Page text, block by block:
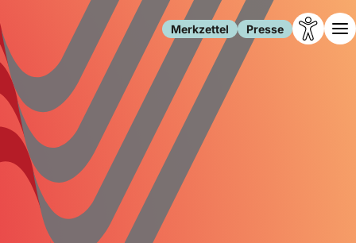
Merkzettel Presse
Leben
Familie
Freizeit
Gesundheit
Gesellschaft
Forschung
Migration
Polizei